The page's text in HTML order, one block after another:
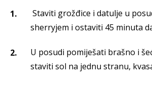
Staviti grožđice i datulje u
sherryjem i ostaviti 45 minuta
U posudi pomiješati brašno i
staviti sol na jednu stranu,